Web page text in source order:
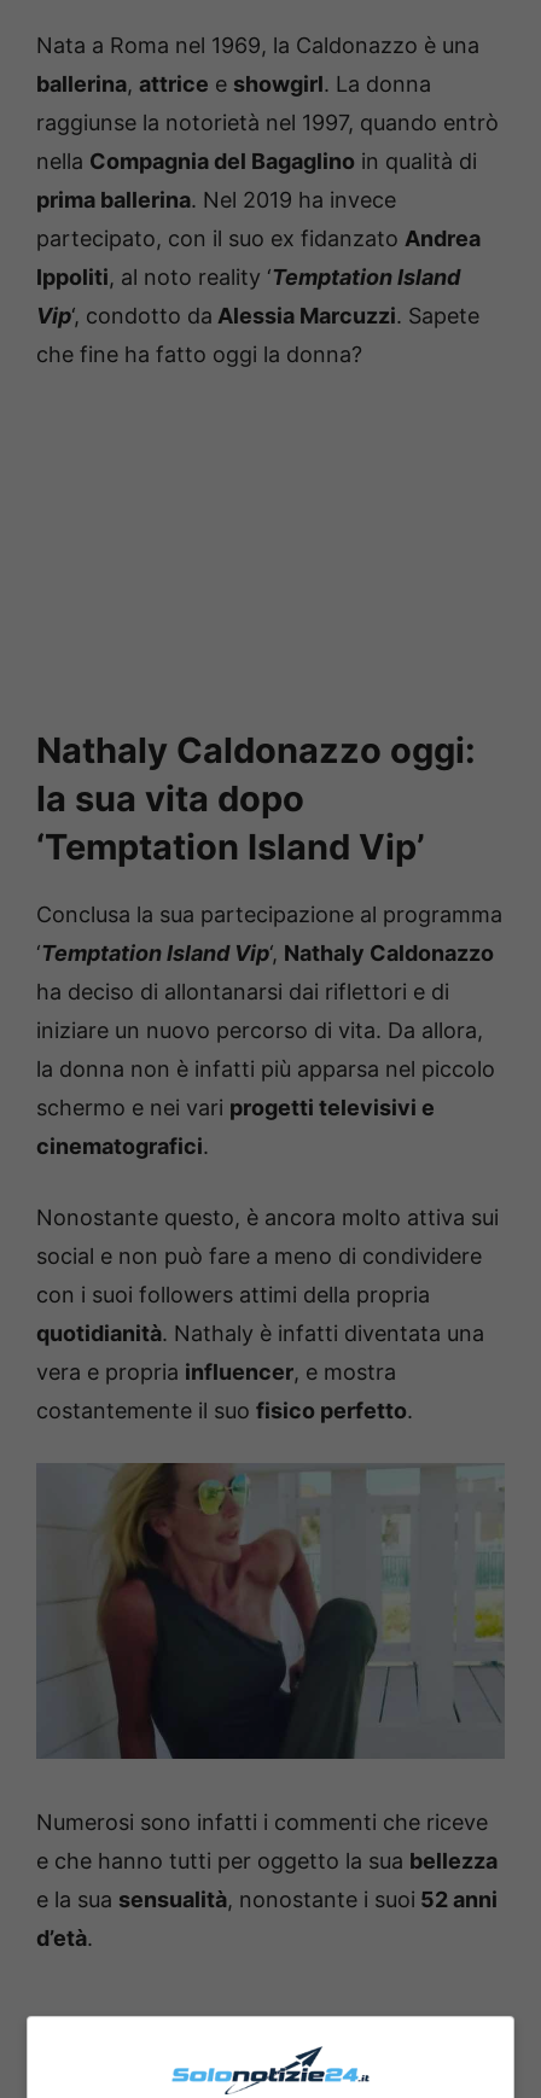
Nata a Roma nel 1969, la Caldonazzo è una
ballerina, attrice e showgirl. La donna
raggiunse la notorietà nel 1997, quando entrò
nella Compagnia del Bagaglino in qualità di
prima ballerina. Nel 2019 ha invece
partecipato, con il suo ex fidanzato Andrea
Ippoliti, al noto reality ‘Temptation Island
Vip‘, condotto da Alessia Marcuzzi. Sapete
che fine ha fatto oggi la donna?
Nathaly Caldonazzo oggi:
la sua vita dopo
‘Temptation Island Vip’
Conclusa la sua partecipazione al programma
‘Temptation Island Vip‘, Nathaly Caldonazzo
ha deciso di allontanarsi dai riflettori e di
iniziare un nuovo percorso di vita. Da allora,
la donna non è infatti più apparsa nel piccolo
schermo e nei vari progetti televisivi e
cinematografici.
Nonostante questo, è ancora molto attiva sui
social e non può fare a meno di condividere
con i suoi followers attimi della propria
quotidianità. Nathaly è infatti diventata una
vera e propria influencer, e mostra
costantemente il suo fisico perfetto.
Numerosi sono infatti i commenti che riceve
e che hanno tutti per oggetto la sua bellezza
e la sua sensualità, nonostante i suoi 52 anni
d’età.